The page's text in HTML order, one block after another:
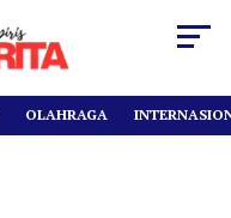
OLAHRAGA